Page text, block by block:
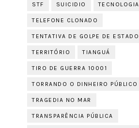
STF SUICIDIO TECNOLOGIA
TELEFONE CLONADO
TENTATIVA DE GOLPE DE ESTADO
TERRITÓRIO TIANGUÁ
TIRO DE GUERRA 10001
TORRANDO O DINHEIRO PÚBLICO
TRAGEDIA NO MAR
TRANSPARÊNCIA PÚBLICA